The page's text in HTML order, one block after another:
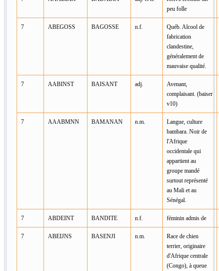
peu folle
7 ABEGOSS BAGOSSE n.f.
Québ. Alcool de
fabrication
clandestine,
généralement de
mauvaise qualité.
7 AABINST BAISANT adj.
Avenant,
complaisant. (baiser
v10)
7 AAABMNN BAMANAN n.m.
Langue, culture
bambara. Noir de
l'Afrique
occidentale qui
appartient au
groupe mandé
surtout représenté
au Mali et au
Sénégal.
7 ABDEINT BANDITE n.f. féminin admis de
7 ABEIJNS BASENJI n.m.
Race de chien
terrier, originaire
d'Afrique centrale
(Congo), à queue